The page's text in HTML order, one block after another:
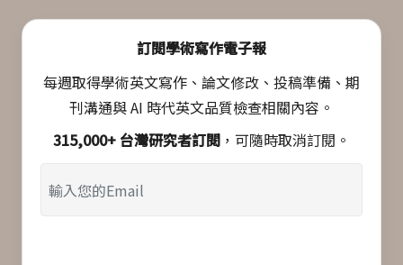
訂閱學術寫作電子報
每週取得學術英文寫作、論文修改、投稿準備、期
刊溝通與 AI 時代英文品質檢查相關內容。
315,000+ 台灣研究者訂閱 ，可隨時取消訂閱。